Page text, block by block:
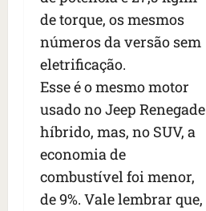
de torque, os mesmos
números da versão sem
eletrificação.
Esse é o mesmo motor
usado no Jeep Renegade
híbrido, mas, no SUV, a
economia de
combustível foi menor,
de 9%. Vale lembrar que,